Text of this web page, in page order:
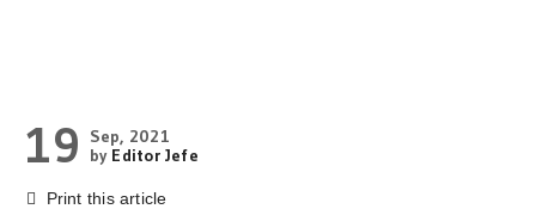
19
Sep, 2021
by Editor Jefe
Print this article